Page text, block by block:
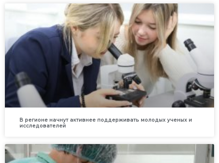
В регионе начнут активнее поддерживать молодых ученых и
исследователей